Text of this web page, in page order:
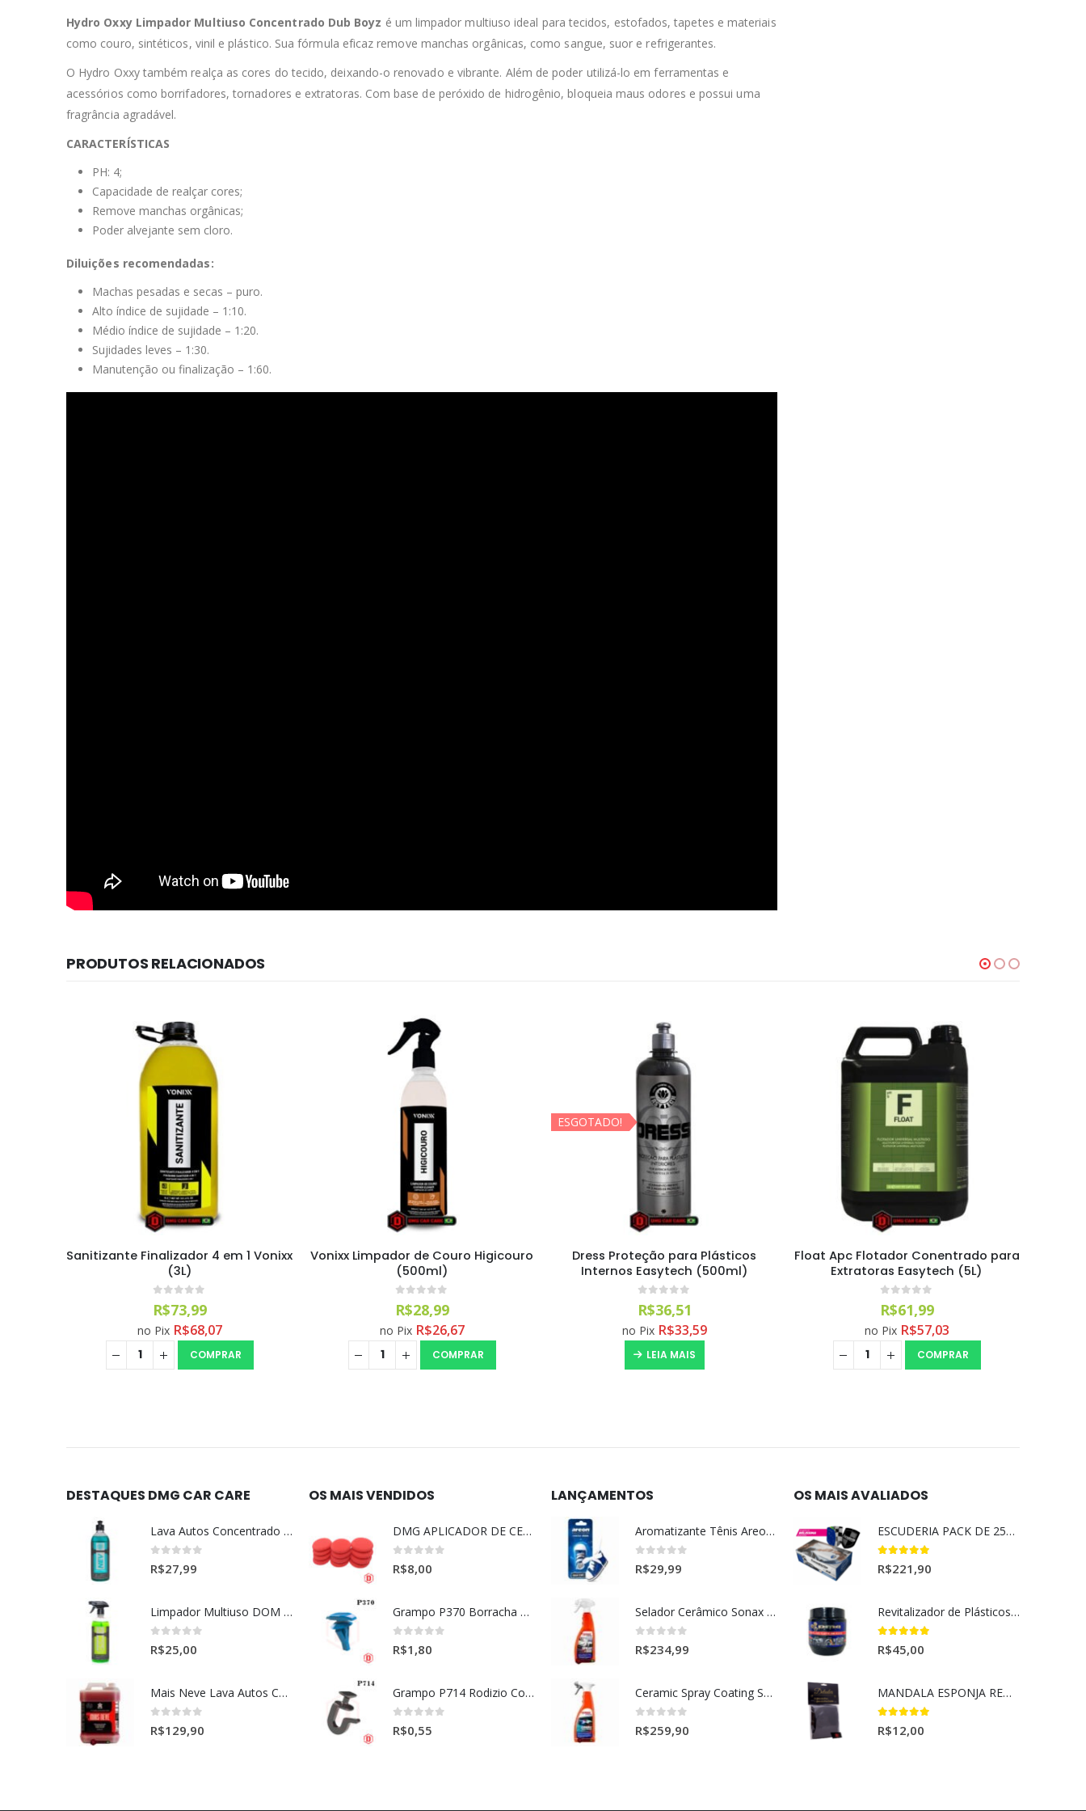
Hydro Oxxy Limpador Multiuso Concentrado Dub Boyz é um limpador multiuso ideal para tecidos, estofados, tapetes e materiais
como couro, sintéticos, vinil e plástico. Sua fórmula eficaz remove manchas orgânicas, como sangue, suor e refrigerantes.
O Hydro Oxxy também realça as cores do tecido, deixando-o renovado e vibrante. Além de poder utilizá-lo em ferramentas e
acessórios como borrifadores, tornadores e extratoras. Com base de peróxido de hidrogênio, bloqueia maus odores e possui uma
fragrância agradável.
CARACTERÍSTICAS
PH: 4;
Capacidade de realçar cores;
Remove manchas orgânicas;
Poder alvejante sem cloro.
Diluições recomendadas:
Machas pesadas e secas – puro.
Alto índice de sujidade – 1:10.
Médio índice de sujidade – 1:20.
Sujidades leves – 1:30.
Manutenção ou finalização – 1:60.
PRODUTOS RELACIONADOS
Sanitizante Finalizador 4 em 1 Vonixx
(3L)
out of 5
R$73,99
no Pix R$68,07
COMPRAR
Vonixx Limpador de Couro Higicouro
(500ml)
out of 5
R$28,99
no Pix R$26,67
COMPRAR
ESGOTADO!
Dress Proteção para Plásticos
Internos Easytech (500ml)
out of 5
R$36,51
no Pix R$33,59
LEIA MAIS
Float Apc Flotador Conentrado para
Extratoras Easytech (5L)
out of 5
R$61,99
no Pix R$57,03
COMPRAR
DESTAQUES DMG CAR CARE
Lava Autos Concentrado NEV (nevada) 1:400 (500ml)
out of 5
R$27,99
Limpador Multiuso DOM (Dominos) Dmg Pronto P/Uso (500ml)
out of 5
R$25,00
Mais Neve Lava Autos Concentrado 1:400 X-SHINE 5Litros
out of 5
R$129,90
OS MAIS VENDIDOS
DMG APLICADOR DE CERA ULTRA MACIO VERMELHO l
out of 5
R$8,00
Grampo P370 Borracha Porta (HONDA-TOYOTA)
out of 5
R$1,80
Grampo P714 Rodizio Cortina (VOLVO)
out of 5
R$0,55
LANÇAMENTOS
Aromatizante Tênis Areon Fresh Wave New Car / Carro Novo
out of 5
R$29,99
Selador Cerâmico Sonax Xtreme Ceramic Spray + Seal (750ml)
out of 5
R$234,99
Ceramic Spray Coating Sonax 750ml
out of 5
R$259,90
OS MAIS AVALIADOS
ESCUDERIA PACK DE 25UN BELISSIMA
5.00
R$221,90
Revitalizador de Plásticos e Borrachas Dmg 220gr
5.00
R$45,00
MANDALA ESPONJA REMOVEDORA DE INSETO
5.00
R$12,00